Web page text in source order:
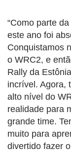
“Como parte
este ano foi
Conquistamos
o WRC2, e
Rally da
incrível. Agora,
alto nível do
realidade para
grande time.
muito para
divertido fazer